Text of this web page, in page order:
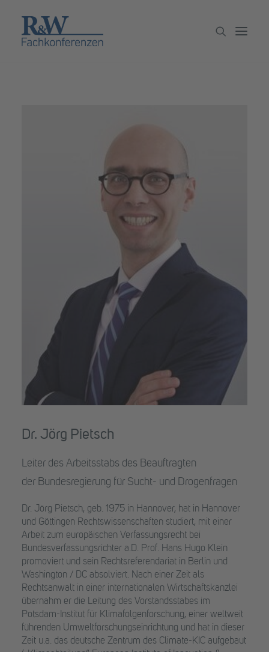
Dr. Jörg Pietsch
Leiter des Arbeitsstabs des Beauftragten
der Bundesregierung für Sucht- und Drogenfragen
Dr. Jörg Pietsch, geb. 1975 in Hannover, hat in Hannover
und Göttingen Rechtswissenschaften studiert, mit einer
Arbeit zum europäischen Verfassungsrecht bei
Bundesverfassungsrichter a.D. Prof. Hans Hugo Klein
promoviert und sein Rechtsreferendariat in Berlin und
Washington / DC absolviert. Nach einer Zeit als
Rechtsanwalt in einer internationalen Wirtschaftskanzlei
übernahm er die Leitung des Vorstandsstabes im
Potsdam-Institut für Klimafolgenforschung, einer weltweit
führenden Umweltforschungseinrichtung und hat in dieser
Zeit u.a. das deutsche Zentrum des Climate-KIC aufgebaut